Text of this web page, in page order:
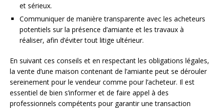
et sérieux.
Communiquer de manière transparente avec les acheteurs
potentiels sur la présence d’amiante et les travaux à
réaliser, afin d’éviter tout litige ultérieur.
En suivant ces conseils et en respectant les obligations légales,
la vente d’une maison contenant de l’amiante peut se dérouler
sereinement pour le vendeur comme pour l’acheteur. Il est
essentiel de bien s’informer et de faire appel à des
professionnels compétents pour garantir une transaction